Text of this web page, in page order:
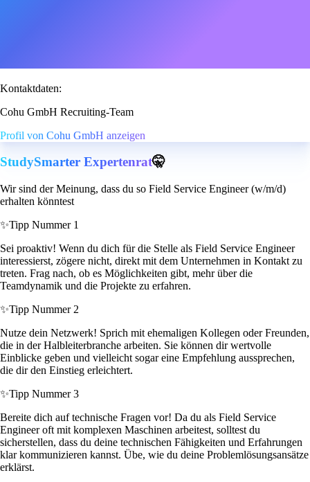
Kontaktdaten:
Cohu GmbH Recruiting-Team
Profil von Cohu GmbH anzeigen
StudySmarter Expertenrat🤫
Wir sind der Meinung, dass du so Field Service Engineer (w/m/d)
erhalten könntest
✨Tipp Nummer 1
Sei proaktiv! Wenn du dich für die Stelle als Field Service Engineer
interessierst, zögere nicht, direkt mit dem Unternehmen in Kontakt zu
treten. Frag nach, ob es Möglichkeiten gibt, mehr über die
Teamdynamik und die Projekte zu erfahren.
✨Tipp Nummer 2
Nutze dein Netzwerk! Sprich mit ehemaligen Kollegen oder Freunden,
die in der Halbleiterbranche arbeiten. Sie können dir wertvolle
Einblicke geben und vielleicht sogar eine Empfehlung aussprechen,
die dir den Einstieg erleichtert.
✨Tipp Nummer 3
Bereite dich auf technische Fragen vor! Da du als Field Service
Engineer oft mit komplexen Maschinen arbeitest, solltest du
sicherstellen, dass du deine technischen Fähigkeiten und Erfahrungen
klar kommunizieren kannst. Übe, wie du deine Problemlösungsansätze
erklärst.